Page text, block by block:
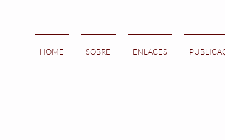
HOME SOBRE ENLACES